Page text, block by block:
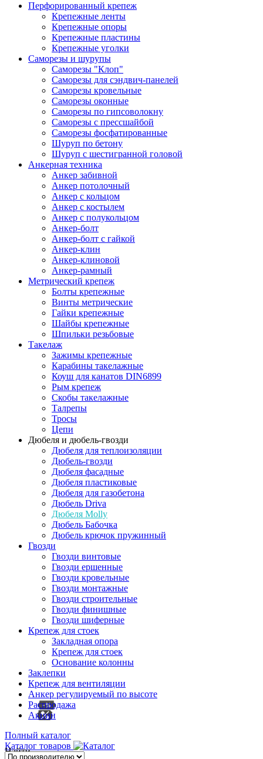
Перфорированный крепеж
Крепежные ленты
Крепежные опоры
Крепежные пластины
Крепежные уголки
Саморезы и шурупы
Саморезы "Клоп"
Саморезы для сэндвич-панелей
Саморезы кровельные
Саморезы оконные
Саморезы по гипсоволокну
Саморезы с прессшайбой
Саморезы фосфатированные
Шуруп по бетону
Шуруп с шестигранной головой
Анкерная техника
Анкер забивной
Анкер потолочный
Анкер с кольцом
Анкер с костылем
Анкер с полукольцом
Анкер-болт
Анкер-болт с гайкой
Анкер-клин
Анкер-клиновой
Анкер-рамный
Метрический крепеж
Болты крепежные
Винты метрические
Гайки крепежные
Шайбы крепежные
Шпильки резьбовые
Такелаж
Зажимы крепежные
Карабины такелажные
Коуш для канатов DIN6899
Рым крепеж
Скобы такелажные
Талрепы
Тросы
Цепи
Дюбеля и дюбель-гвозди
Дюбеля для теплоизоляции
Дюбель-гвозди
Дюбеля фасадные
Дюбеля пластиковые
Дюбеля для газобетона
Дюбель Driva
Дюбеля Molly
Дюбель Бабочка
Дюбель крючок пружинный
Гвозди
Гвозди винтовые
Гвозди ершенные
Гвозди кровельные
Гвозди монтажные
Гвозди строительные
Гвозди финишные
Гвозди шиферные
Крепеж для стоек
Закладная опора
Крепеж для стоек
Основание колонны
Заклепки
Крепеж для вентиляции
Анкер регулируемый по высоте
Распродажа
Акции
Полный каталог
Каталог товаров
Найти